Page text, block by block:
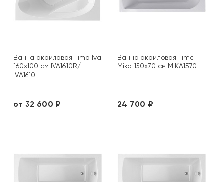
Ванна акриловая Timo Iva
160х100 см IVA1610R/
IVA1610L
от 32 600 ₽
Ванна акриловая Timo
Mika 150x70 см MIKA1570
24 700 ₽